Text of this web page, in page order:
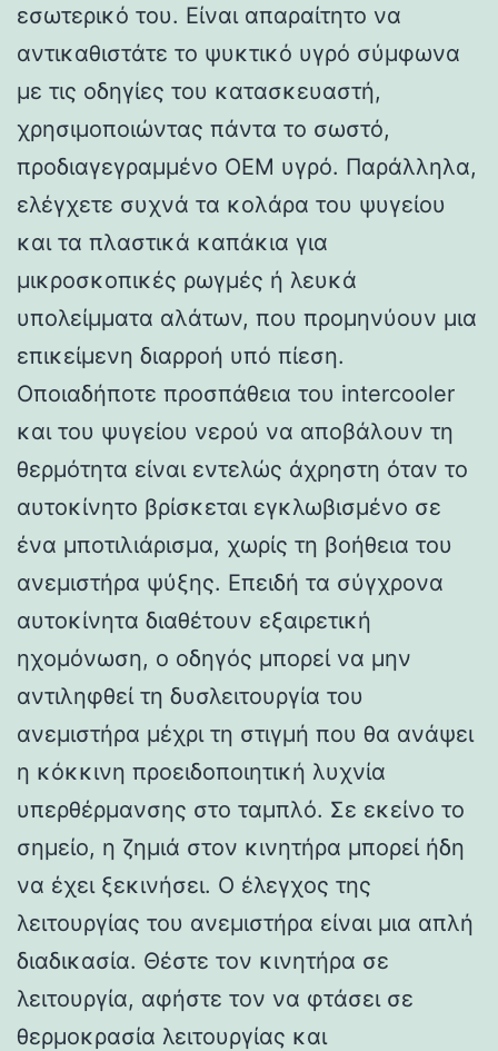
εσωτερικό του. Είναι απαραίτητο να
αντικαθιστάτε το ψυκτικό υγρό σύμφωνα
με τις οδηγίες του κατασκευαστή,
χρησιμοποιώντας πάντα το σωστό,
προδιαγεγραμμένο OEM υγρό. Παράλληλα,
ελέγχετε συχνά τα κολάρα του ψυγείου
και τα πλαστικά καπάκια για
μικροσκοπικές ρωγμές ή λευκά
υπολείμματα αλάτων, που προμηνύουν μια
επικείμενη διαρροή υπό πίεση.
Οποιαδήποτε προσπάθεια του intercooler
και του ψυγείου νερού να αποβάλουν τη
θερμότητα είναι εντελώς άχρηστη όταν το
αυτοκίνητο βρίσκεται εγκλωβισμένο σε
ένα μποτιλιάρισμα, χωρίς τη βοήθεια του
ανεμιστήρα ψύξης. Επειδή τα σύγχρονα
αυτοκίνητα διαθέτουν εξαιρετική
ηχομόνωση, ο οδηγός μπορεί να μην
αντιληφθεί τη δυσλειτουργία του
ανεμιστήρα μέχρι τη στιγμή που θα ανάψει
η κόκκινη προειδοποιητική λυχνία
υπερθέρμανσης στο ταμπλό. Σε εκείνο το
σημείο, η ζημιά στον κινητήρα μπορεί ήδη
να έχει ξεκινήσει. Ο έλεγχος της
λειτουργίας του ανεμιστήρα είναι μια απλή
διαδικασία. Θέστε τον κινητήρα σε
λειτουργία, αφήστε τον να φτάσει σε
θερμοκρασία λειτουργίας και